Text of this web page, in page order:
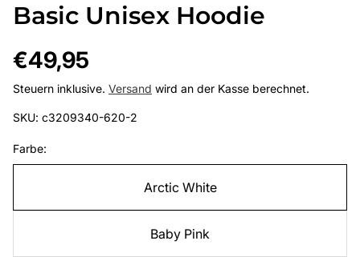
Basic Unisex Hoodie
Regulärer
Preis
€49,95
Steuern inklusive. Versand wird an der Kasse berechnet.
SKU: c3209340-620-2
Farbe:
Arctic White
Baby Pink